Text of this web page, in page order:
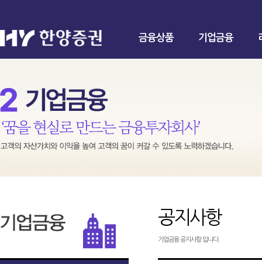
금융상품 기업금융
공지사항
기업금융 공지사항 입니다.